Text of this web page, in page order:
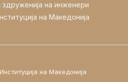
здруженија на инженери
на Македонија
на Македонија